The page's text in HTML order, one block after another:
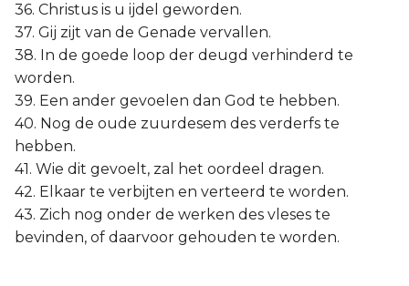
36. Christus is u ijdel geworden.
37. Gij zijt van de Genade vervallen.
38. In de goede loop der deugd verhinderd te
worden.
39. Een ander gevoelen dan God te hebben.
40. Nog de oude zuurdesem des verderfs te
hebben.
41. Wie dit gevoelt, zal het oordeel dragen.
42. Elkaar te verbijten en verteerd te worden.
43. Zich nog onder de werken des vleses te
bevinden, of daarvoor gehouden te worden.